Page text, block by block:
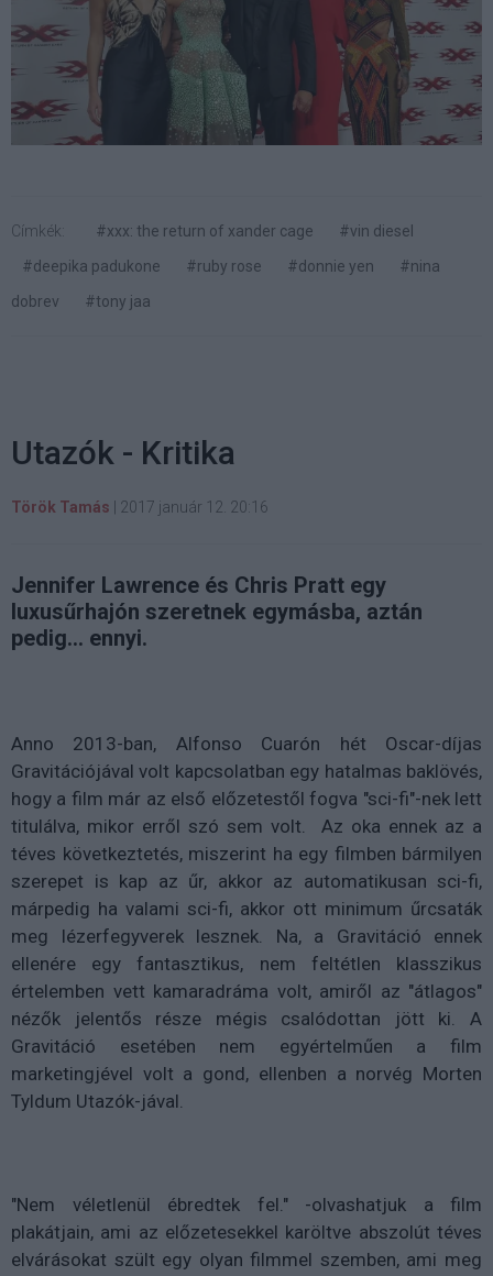
Címkék: #xxx: the return of xander cage
#vin diesel
#deepika padukone
#ruby rose #donnie yen
#nina
dobrev
#tony jaa
Utazók - Kritika
Török Tamás 2017 január 12. 20:16
Jennifer Lawrence és Chris Pratt egy
luxusűrhajón szeretnek egymásba, aztán
pedig... ennyi.
Anno 2013-ban, Alfonso Cuarón hét Oscar-díjas
Gravitációjával volt kapcsolatban egy hatalmas baklövés,
hogy a film már az első előzetestől fogva "sci-fi"-nek lett
titulálva, mikor erről szó sem volt. Az oka ennek az a
téves következtetés, miszerint ha egy filmben bármilyen
szerepet is kap az űr, akkor az automatikusan sci-fi,
márpedig ha valami sci-fi, akkor ott minimum űrcsaták
meg lézerfegyverek lesznek. Na, a Gravitáció ennek
ellenére egy fantasztikus, nem feltétlen klasszikus
értelemben vett kamaradráma volt, amiről az "átlagos"
nézők jelentős része mégis csalódottan jött ki. A
Gravitáció esetében nem egyértelműen a film
marketingjével volt a gond, ellenben a norvég Morten
Tyldum Utazók-jával.
"Nem véletlenül ébredtek fel." -olvashatjuk a film
plakátjain, ami az előzetesekkel karöltve abszolút téves
elvárásokat szült egy olyan filmmel szemben, ami meg